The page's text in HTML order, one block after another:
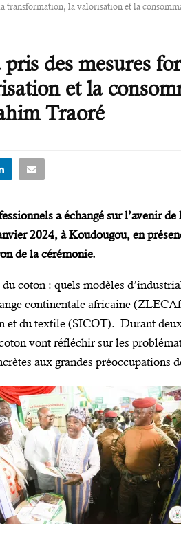
transformation, la valorisation et la
des mesures
et la
Traoré
a échangé sur l’avenir
2024, à Koudougou, en
de la cérémonie.
coton : quels modèles
continentale africaine
et du textile (SICOT). Durant
vont réfléchir sur les
aux grandes préoccupations